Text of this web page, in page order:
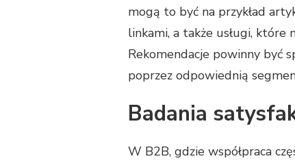
mogą to być na przykład
linkami, a także usługi,
Rekomendacje powinny być
poprzez odpowiednią
Badania
W B2B, gdzie współpraca